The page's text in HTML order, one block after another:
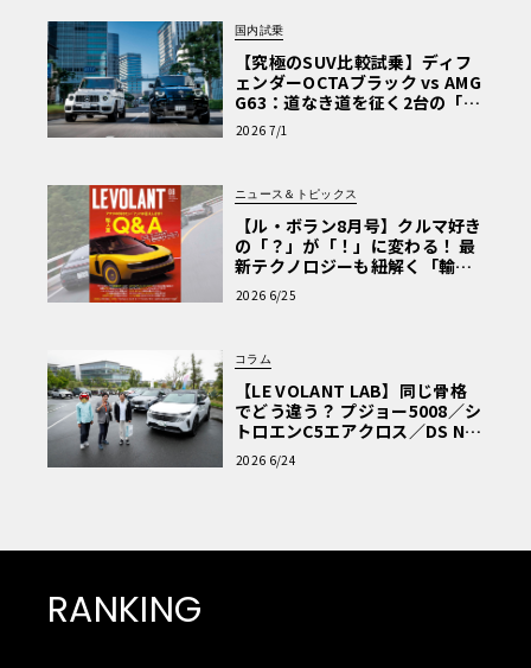
国内試乗
【究極のSUV比較試乗】ディフ
ェンダーOCTAブラック vs AMG
G63：道なき道を征く2台の「対
極的アプローチ」
2026 7/1
ニュース＆トピックス
【ル・ボラン8月号】クルマ好き
の「？」が「！」に変わる！ 最
新テクノロジーも紐解く「輸入
車Q&A」
2026 6/25
コラム
【LE VOLANT LAB】同じ骨格
でどう違う？ プジョー5008／シ
トロエンC5エアクロス／DS Nº4
読者一気乗りレポート
2026 6/24
RANKING